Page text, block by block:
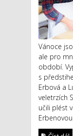
Vánoce
ale pro
období.
s
Erbová a
veletrzích
učili plést